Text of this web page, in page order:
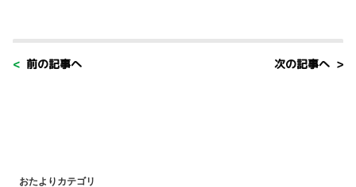
< 前の記事へ 次の記事へ >
おたよりカテゴリ